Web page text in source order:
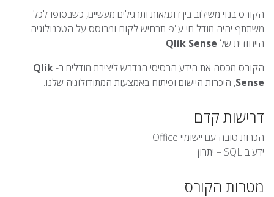
הקורס בנוי משילוב בין דוגמאות ותרגילים מעשיים, כשבסופו לכל
משתתף יהיה מודל חי ע"פ תרחיש לקוח ומבוסס על הטכנולוגיה
הייחודית של Qlik Sense
.
הקורס מכסה את הידע הבסיסי הנדרש ליצירת מודלים ב-Qlik
Sense, היכרות היישום ופיתוח באמצעות המתודולוגיה שלנו.
דרישות קדם
הכרות טובה עם יישומיי Office
ידע ב SQL – יתרון
מטרות הקורס